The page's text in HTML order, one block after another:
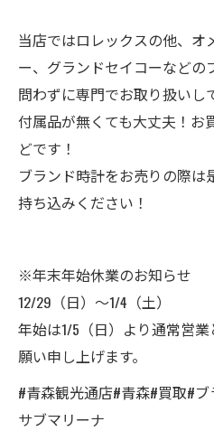
当店ではロレックスの他、オ
ー、グランドセイコーなど
問わずに専門でお取り扱いし
付属品が無くても大丈夫！お
どです！
ブランド時計をお売りの際
持ち込みください！
※年末年始休業のお知らせ
12/29（日）～1/4（土）
年始は1/5（日）より通常営
願い申し上げます。
#青森観光通店#青森#買取#
サブマリーナ